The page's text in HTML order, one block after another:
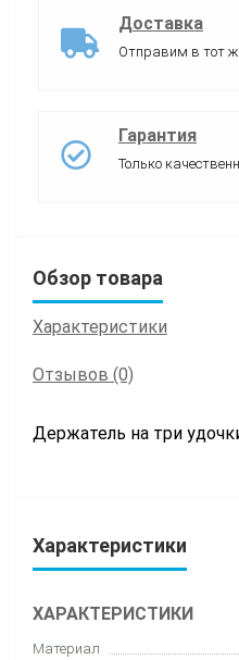
Доставка
Отправим в тот
Гарантия
Только
Обзор товара
Характеристики
Отзывов (0)
Держатель на три
Характеристики
ХАРАКТЕРИСТИКИ
Материал